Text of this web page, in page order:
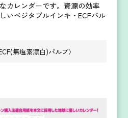
カレンダーです。資源の効率
いベジタブルインキ・ECFパル
ECF(無塩素漂白)パルプ〉